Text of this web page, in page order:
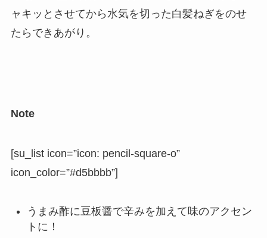
ャキッとさせてから水気を切った白髪ねぎをのせ
たらできあがり。
Note
[su_list icon=”icon: pencil-square-o”
icon_color=”#d5bbbb”]
うまみ酢に豆板醤で辛みを加えて味のアクセン
トに！